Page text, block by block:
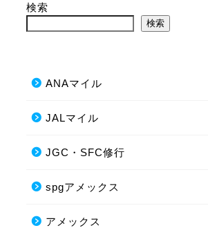
検索
検索
ANAマイル
JALマイル
JGC・SFC修行
spgアメックス
アメックス